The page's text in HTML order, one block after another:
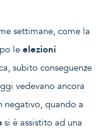
settimane, come la
le elezioni
subito conseguenze
vedevano ancora
negativo, quando a
si è assistito ad una